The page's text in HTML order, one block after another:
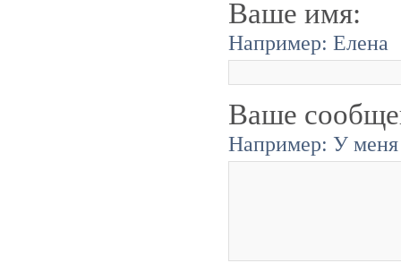
Ваше имя:
Например: Елена
Ваше
Например: У меня